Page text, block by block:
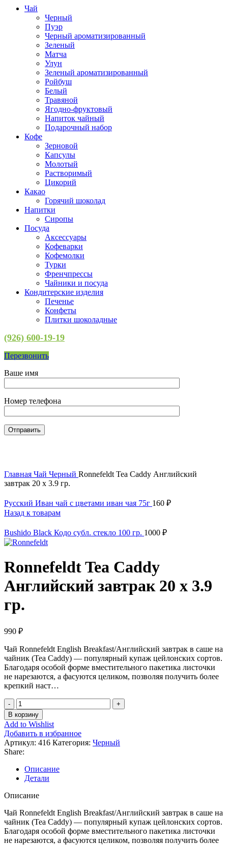
Чай
Черный
Пуэр
Черный ароматизированный
Зеленый
Матча
Улун
Зеленый ароматизированный
Ройбуш
Белый
Травяной
Ягодно-фруктовый
Напиток чайный
Подарочный набор
Кофе
Зерновой
Капсулы
Молотый
Растворимый
Цикорий
Какао
Горячий шоколад
Напитки
Сиропы
Посуда
Аксессуары
Кофеварки
Кофемолки
Турки
Френчпрессы
Чайники и посуда
Кондитерские изделия
Печенье
Конфеты
Плитки шоколадные
(926) 600-19-19
Перезвонить
Ваше имя
Номер телефона
Главная Чай Черный Ronnefeldt Tea Caddy Английский
завтрак 20 х 3.9 гр.
Русский Иван чай с цветами иван чая 75г 160 ₽
Назад к товарам
Bushido Black Кодо субл. стекло 100 гр. 1000 ₽
Ronnefeldt Tea Caddy
Английский завтрак 20 х 3.9
гр.
990 ₽
Чай Ronnefeldt English Breakfast/Английский завтрак в саше на
чайник (Tea Caddy) — популярный купаж цейлонских сортов.
Благодаря особой форме вместительного пакетика листочки
не нарезаются, а фасуются целиком, позволяя получить более
крепкий наст…
Количество
товара
Ronnefeldt
Tea
Caddy
Английский
завтрак
20
х
3.9
гр.
В корзину
Add to Wishlist
Добавить в избранное
Артикул: 416 Категория: Черный
Share:
Описание
Детали
Описание
Чай Ronnefeldt English Breakfast/Английский завтрак в саше на
чайник (Tea Caddy) — популярный купаж цейлонских сортов.
Благодаря особой форме вместительного пакетика листочки
не нарезаются, а фасуются целиком, позволяя получить более